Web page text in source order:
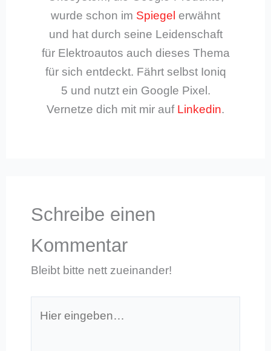
wurde schon im Spiegel erwähnt
und hat durch seine Leidenschaft
für Elektroautos auch dieses Thema
für sich entdeckt. Fährt selbst Ioniq
5 und nutzt ein Google Pixel.
Vernetze dich mit mir auf Linkedin.
Schreibe einen
Kommentar
Bleibt bitte nett zueinander!
eingeben…